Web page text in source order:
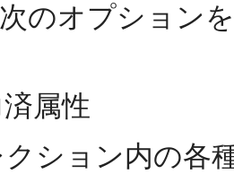
のオプション
属性
クション内の各